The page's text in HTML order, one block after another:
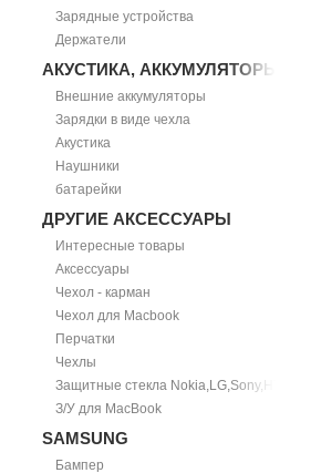
Зарядные устройства
Держатели
АКУСТИКА, АККУМУЛЯТОРЫ
Внешние аккумуляторы
Зарядки в виде чехла
Акустика
Наушники
батарейки
ДРУГИЕ АКСЕССУАРЫ
Интересные товары
Аксессуары
Чехол - карман
Чехол для Macbook
Перчатки
Чехлы
Защитные стекла Nokia,LG,Sony,HTC
З/У для MacBook
SAMSUNG
Бампер